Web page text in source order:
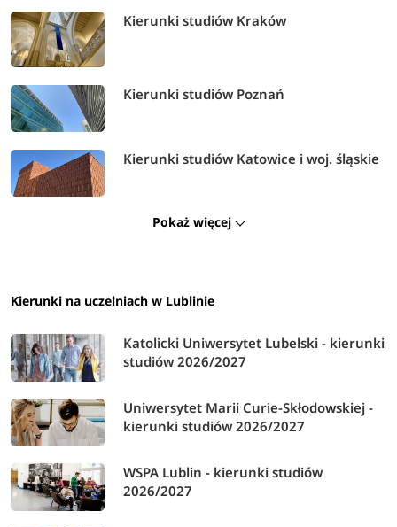
Kierunki studiów Kraków
Kierunki studiów Poznań
Kierunki studiów Katowice i woj. śląskie
Pokaż więcej
Kierunki na uczelniach w Lublinie
Katolicki Uniwersytet Lubelski - kierunki
studiów 2026/2027
Uniwersytet Marii Curie-Skłodowskiej -
kierunki studiów 2026/2027
WSPA Lublin - kierunki studiów
2026/2027